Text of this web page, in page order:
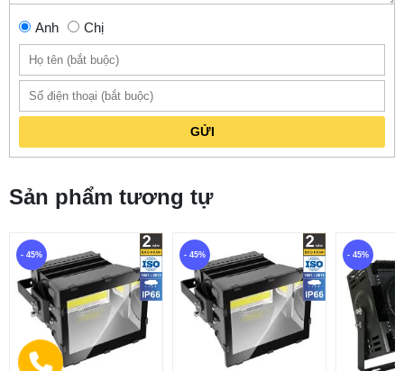
Anh Chị
GỬI
Sản phẩm tương tự
- 45% - 45% - 45%